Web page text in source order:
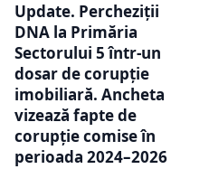
Update. Percheziții
DNA la Primăria
Sectorului 5 într-un
dosar de corupție
imobiliară. Ancheta
vizează fapte de
corupție comise în
perioada 2024–2026